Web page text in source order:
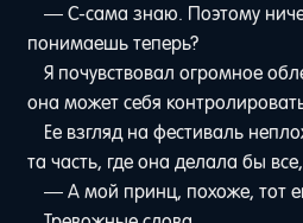
— С-сама знаю. Поэтому
понимаешь теперь?
Я почувствовал огромное
она может себя
Ее взгляд на фестиваль
та часть, где она делала бы
— А мой принц, похоже, тот